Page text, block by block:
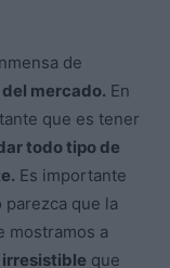
de
mercado. En
que es tener
todo tipo de
Es importante
que la
mostramos a
irresistible que